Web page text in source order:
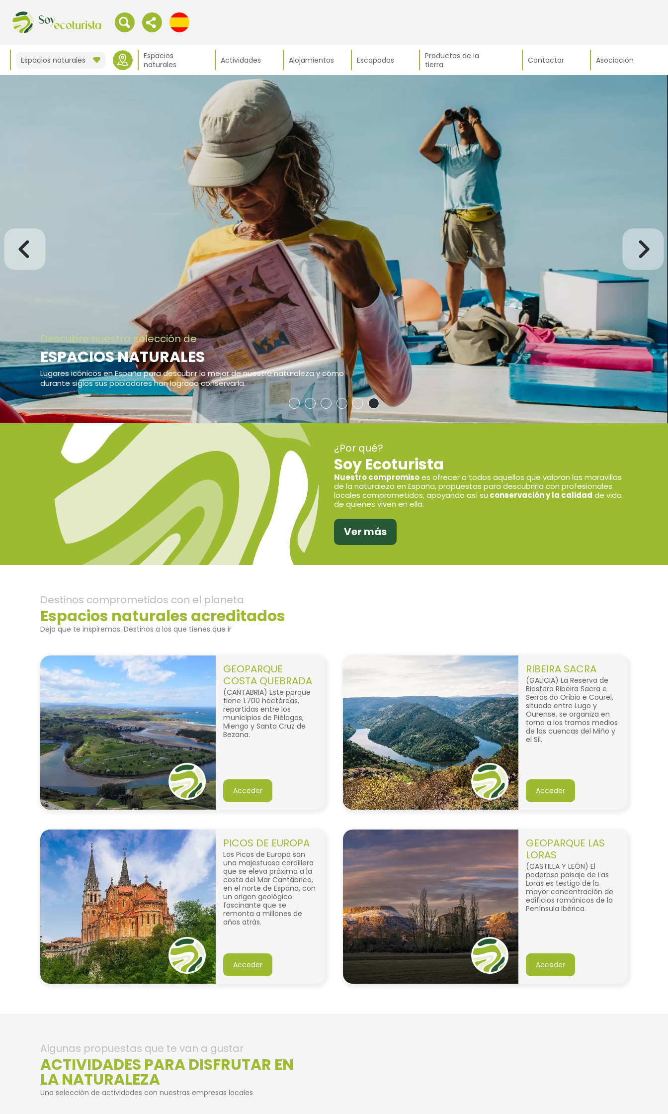
Espacios naturales
Espacios
naturales
Actividades Alojamientos Escapadas
Productos de la
tierra
Contactar Asociación
Disfrutar y proteger la naturaleza
EXPERIENCIAS DE AUTÉNTICO ECOTURISMO
EN ESPACIOS NATURALES ÚNICOS
Con anfitriones que contribuyen la conservación de la naturaleza y el desarrollo local.
Ver más
¿Por qué?
Soy Ecoturista
Nuestro compromisoes ofrecer a todos aquellos que valoran las maravillas
de la naturaleza en España, propuestas para descubrirla con profesionales
locales comprometidos, apoyando así su conservación y la calidad de vida
de quienes viven en ella.
Ver más
Destinos comprometidos con el planeta
Espacios naturales acreditados
Deja que te inspiremos. Destinos a los que tienes que ir
GEOPARQUE
COSTA QUEBRADA
(CANTABRIA) Este parque
tiene 1.700 hectáreas,
repartidas entre los
municipios de Piélagos,
Miengo y Santa Cruz de
Bezana.
Acceder
RIBEIRA SACRA
(GALICIA) La Reserva de
Biosfera Ribeira Sacra e
Serras do Oribio e Courel,
situada entre Lugo y
Ourense, se organiza en
torno a los tramos medios
de las cuencas del Miño y
el Sil.
Acceder
PICOS DE EUROPA
Los Picos de Europa son
una majestuosa cordillera
que se eleva próxima a la
costa del Mar Cantábrico,
en el norte de España, con
un origen geológico
fascinante que se
remonta a millones de
años atrás.
Acceder
GEOPARQUE LAS
LORAS
(CASTILLA Y LEÓN) El
poderoso paisaje de Las
Loras es testigo de la
mayor concentración de
edificios románicos de la
Península Ibérica.
Acceder
Algunas propuestas que te van a gustar
ACTIVIDADES PARA DISFRUTAR EN
LA NATURALEZA
Una selección de actividades con nuestras empresas locales